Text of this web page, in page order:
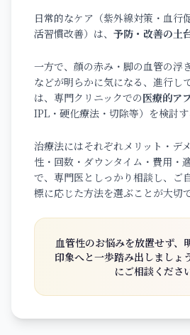
日常的なケア（紫外線対策・血行
活習慣改善）は、 予防・改善の土
一方で、顔の赤み・脚の血管の浮
などが明らかに気になる、進行し
は、専門クリニックでの医療的ア
IPL・硬化療法・切除等）を検討す
治療法にはそれぞれメリット・デ
性・回数・ダウンタイム・費用・
で、専門医としっかり相談し、ご
標に応じた方法を選ぶことが大切で
血管性のお悩みを放置せず、
印象へと一歩踏み出しましょ
にご相談くださ